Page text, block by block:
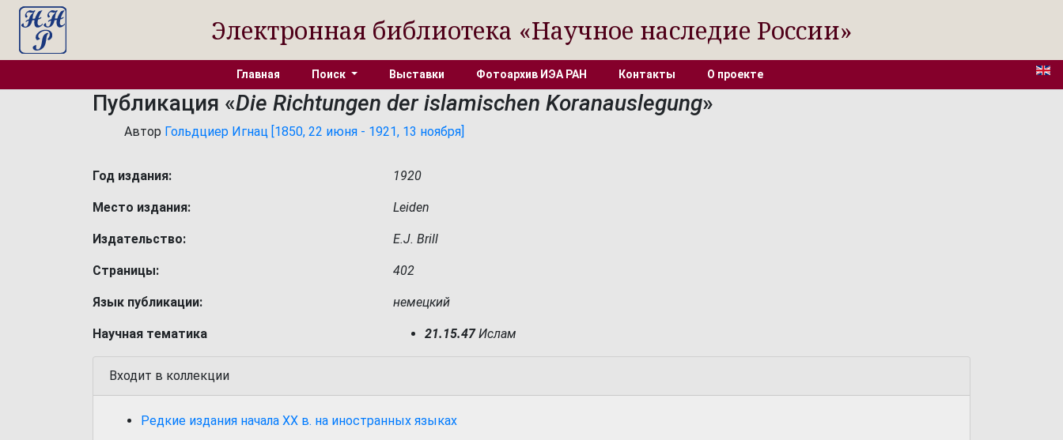
Электронная библиотека «Научное наследие России»
Главная Поиск Выставки Фотоархив ИЭА РАН Контакты О проекте
Публикация «Die Richtungen der islamischen Koranauslegung»
Автор Гольдциер Игнац [1850, 22 июня - 1921, 13 ноября]
Год издания: 1920
Место издания: Leiden
Издательство: E.J. Brill
Страницы: 402
Язык публикации: немецкий
Научная тематика 21.15.47Ислам
Входит в коллекции
Редкие издания начала XX в. на иностранных языках